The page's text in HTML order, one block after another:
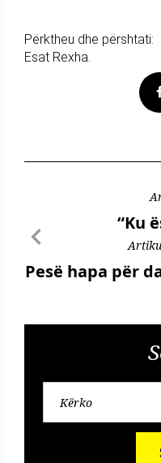
Përktheu dhe përshtati:
Esat Rexha.
“Ku
Pesë hapa për